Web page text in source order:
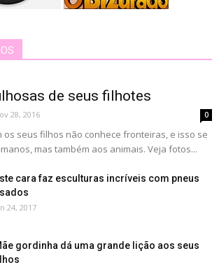
de seus filhotes
28, 2016 0
os seus filhos não conhece fronteiras, e isso se
mas também aos animais. Veja fotos...
cara faz esculturas incríveis com pneus
24, 2017
gordinha dá uma grande lição aos seus